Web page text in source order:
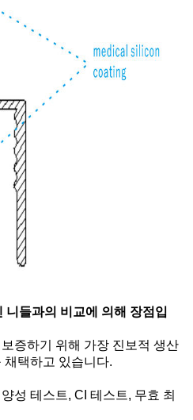
니들과의 비교에 의해 장점입
증하기 위해 가장 진보적 생산
채택하고 있습니다.
성 테스트, CI 테스트, 무효 최